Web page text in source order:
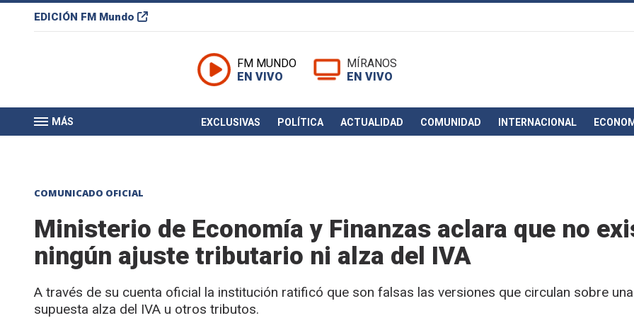
EDICIÓN FM Mundo
FM MUNDO
EN VIVO
MÍRANOS
EN VIVO
MÁS EXCLUSIVAS POLÍTICA ACTUALIDAD COMUNIDAD INTERNACIONAL
COMUNICADO OFICIAL
Ministerio de Economía y Finanzas aclara que no
ningún ajuste tributario ni alza del IVA
A través de su cuenta oficial la institución ratificó que son falsas las versiones que circulan sobre una
supuesta alza del IVA u otros tributos.